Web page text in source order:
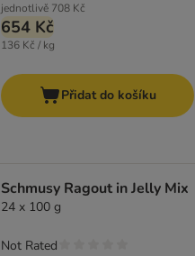
jednotlivě 708 Kč
654 Kč
136 Kč / kg
Přidat do košíku
Schmusy Ragout in Jelly Mix
24 x 100 g
Not Rated